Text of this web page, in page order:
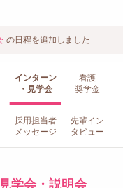
の日程を追加しました
インターン
・見学会
看護
奨学金
採用担当者
メッセージ
先輩イン
タビュー
学会・説明会